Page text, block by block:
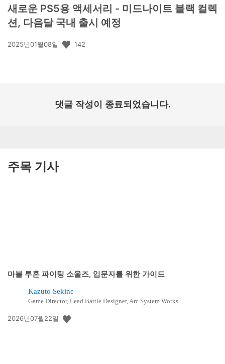
새로운 PS5용 액세서리 - 미드나이트 블랙 컬렉
션, 다음달 국내 출시 예정
공
2025년01월08일 142
댓글 작성이 종료되었습니다.
주목 기사
마블 투혼 파이팅 소울즈, 입문자를 위한 가이드
Kazuto Sekine
Game Director, Lead Battle Designer, Arc System Works
공
2026년07월22일